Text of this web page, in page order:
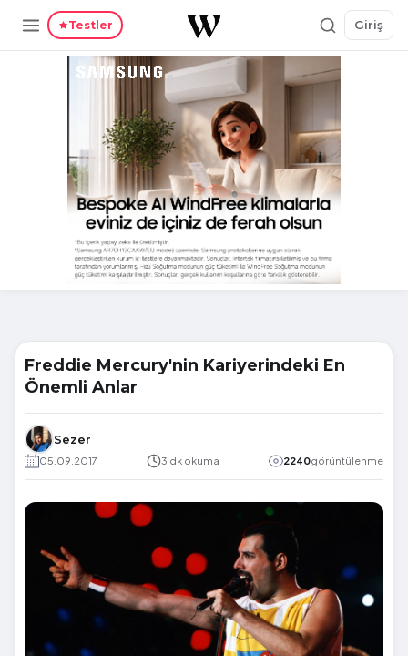
Testler Giriş
Freddie Mercury'nin Kariyerindeki En
Önemli Anlar
Sezer
05.09.2017 3 dk okuma 2240görüntülenme